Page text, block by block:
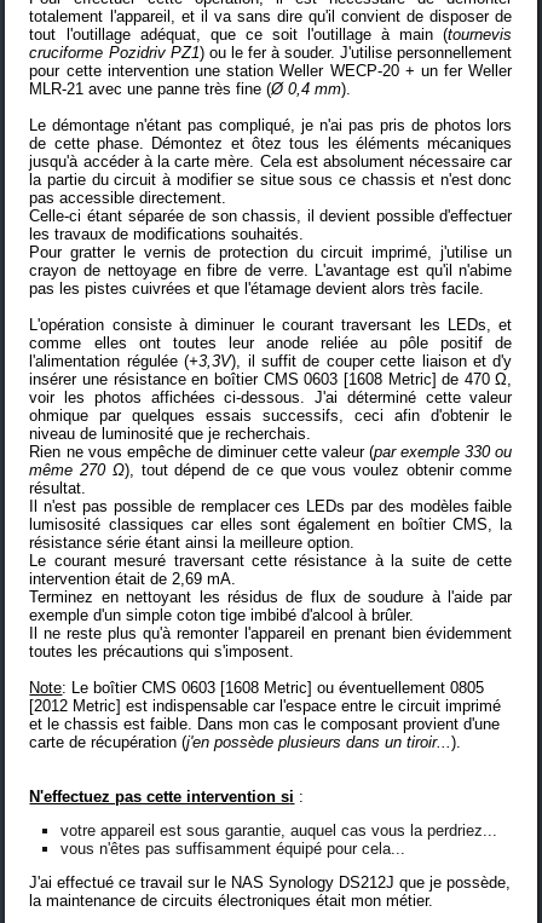
totalement l'appareil, et il va sans dire qu'il convient de disposer de
tout l'outillage adéquat, que ce soit l'outillage à main (tournevis
cruciforme Pozidriv PZ1) ou le fer à souder. J'utilise personnellement
pour cette intervention une stationWeller WECP-20+ un ferWeller
MLR-21 avec une panne très fine (Ø 0,4 mm).
Le démontage n'étant pas compliqué, je n'ai pas pris de photos lors
de cette phase. Démontez et ôtez tous les éléments mécaniques
jusqu'à accéder à la carte mère. Cela est absolument nécessaire car
la partie du circuit à modifier se situe sous ce chassis et n'est donc
pas accessible directement.
Celle-ci étant séparée de son chassis, il devient possible d'effectuer
les travaux de modifications souhaités.
Pour gratter le vernis de protection du circuit imprimé, j'utilise un
crayon de nettoyage en fibre de verre. L'avantage est qu'il n'abime
pas les pistes cuivrées et que l'étamage devient alors très facile.
L'opération consiste à diminuer le courant traversant les LEDs, et
comme elles ont toutes leur anode reliée au pôle positif de
l'alimentation régulée (+3,3V), il suffit de couper cette liaison et d'y
insérer une résistance en boîtier CMS 0603 [1608 Metric] de 470 Ω,
voir les photos affichées ci-dessous. J'ai déterminé cette valeur
ohmique par quelques essais successifs, ceci afin d'obtenir le
niveau de luminosité que je recherchais.
Rien ne vous empêche de diminuer cette valeur (par exemple 330 ou
même 270 Ω), tout dépend de ce que vous voulez obtenir comme
résultat.
Il n'est pas possible de remplacer ces LEDs par des modèles faible
lumisosité classiques car elles sont également en boîtier CMS, la
résistance série étant ainsi la meilleure option.
Le courant mesuré traversant cette résistance à la suite de cette
intervention était de 2,69 mA.
Terminez en nettoyant les résidus de flux de soudure à l'aide par
exemple d'un simple coton tige imbibé d'alcool à brûler.
Il ne reste plus qu'à remonter l'appareil en prenant bien évidemment
toutes les précautions qui s'imposent.
Note: Le boîtier CMS 0603 [1608 Metric] ou éventuellement 0805
[2012 Metric] est indispensable car l'espace entre le circuit imprimé
et le chassis est faible. Dans mon cas le composant provient d'une
carte de récupération (j'en possède plusieurs dans un tiroir...).
N'effectuez pas cette intervention si :
votre appareil est sous garantie, auquel cas vous la perdriez...
vous n'êtes pas suffisamment équipé pour cela...
J'ai effectué ce travail sur le NAS Synology DS212J que je possède,
la maintenance de circuits électroniques était mon métier.